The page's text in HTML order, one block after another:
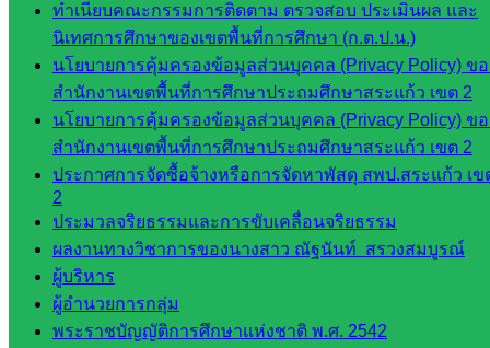
ทำเนียบคณะกรรมการติดตาม ตรวจสอบ ประเมินผล และ
นิเทศการศึกษาของเขตพื้นที่การศึกษา (ก.ต.ป.น.)
นโยบายการคุ้มครองข้อมูลส่วนบุคคล (Privacy Policy) ข
สำนักงานเขตพื้นที่การศึกษาประถมศึกษาสระแก้ว เขต 2
นโยบายการคุ้มครองข้อมูลส่วนบุคคล (Privacy Policy) ข
สำนักงานเขตพื้นที่การศึกษาประถมศึกษาสระแก้ว เขต 2
ประกาศการจัดซื้อจ้างหรือการจัดหาพัสดุ สพป.สระแก้ว เข
2
ประมวลจริยธรรมและการขับเคลื่อนจริยธรรม
ผลงานทางวิชาการของนางสาว ณัฐนันท์ สรวงสมบูรณ์
ผู้บริหาร
ผู้อำนวยการกลุ่ม
พระราชบัญญัติการศึกษาแห่งชาติ พ.ศ. 2542
ห้อง
นิเทศ
ศน.ชยา
ธิศ/
ศน.อัญชลี
ห้อง
นิเทศ
ดร.สราว
ดี เพ็งศรี
โคตร
เว็บไซต์
คณะ